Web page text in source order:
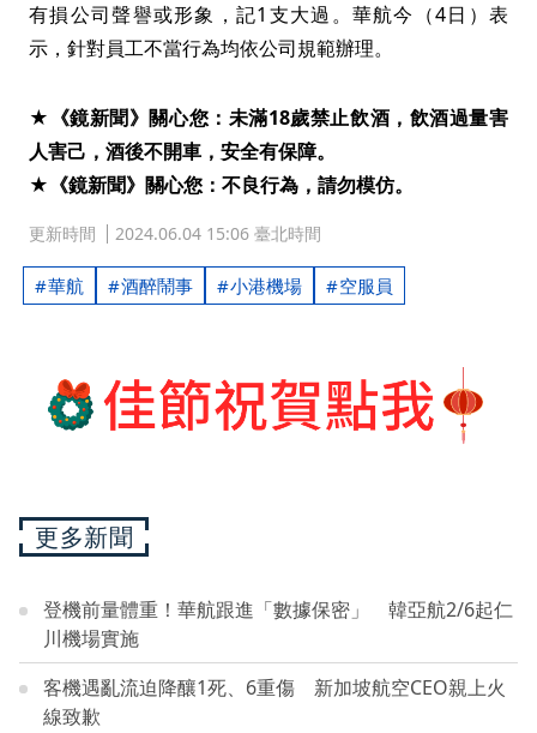
有損公司聲譽或形象，記1支大過。華航今（4日）表
示，針對員工不當行為均依公司規範辦理。
★《鏡新聞》關心您：未滿18歲禁止飲酒，飲酒過量害
人害己，酒後不開車，安全有保障。
★《鏡新聞》關心您：不良行為，請勿模仿。
更新時間 2024.06.04 15:06 臺北時間
華航 酒醉鬧事 小港機場 空服員
更多新聞
登機前量體重！華航跟進「數據保密」 韓亞航2/6起仁
川機場實施
客機遇亂流迫降釀1死、6重傷 新加坡航空CEO親上火
線致歉